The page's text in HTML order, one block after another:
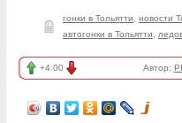
гонки в Тольятти
новости
автогонки в Тольятти
+4.00 Автор: